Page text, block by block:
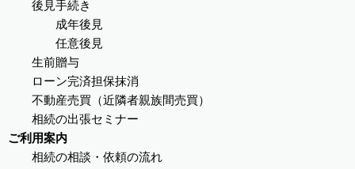
後見手続き
成年後見
任意後見
生前贈与
ローン完済担保抹消
不動産売買（近隣者親族間売買）
相続の出張セミナー
ご利用案内
相続の相談・依頼の流れ